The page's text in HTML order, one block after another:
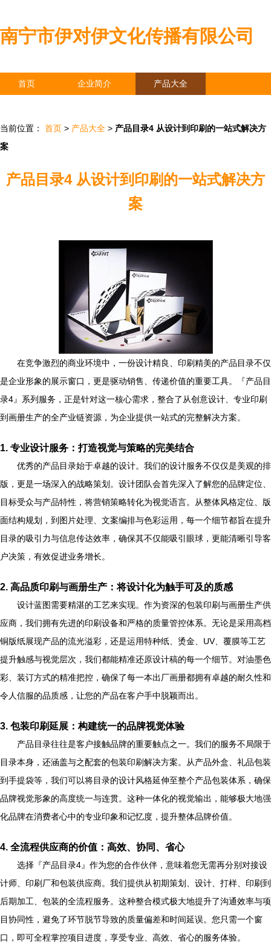
南宁市伊对伊文化传播有限公司
首页 企业简介 产品大全
当前位置： 首页 > 产品大全 > 产品目录4 从设计到印刷的一站式解决方
案
产品目录4 从设计到印刷的一站式解决方
案
在竞争激烈的商业环境中，一份设计精良、印刷精美的产品目录不仅
是企业形象的展示窗口，更是驱动销售、传递价值的重要工具。『产品目
录4』系列服务，正是针对这一核心需求，整合了从创意设计、专业印刷
到画册生产的全产业链资源，为企业提供一站式的完整解决方案。
1. 专业设计服务：打造视觉与策略的完美结合
优秀的产品目录始于卓越的设计。我们的设计服务不仅仅是美观的排
版，更是一场深入的战略策划。设计团队会首先深入了解您的品牌定位、
目标受众与产品特性，将营销策略转化为视觉语言。从整体风格定位、版
面结构规划，到图片处理、文案编排与色彩运用，每一个细节都旨在提升
目录的吸引力与信息传达效率，确保其不仅能吸引眼球，更能清晰引导客
户决策，有效促进业务增长。
2. 高品质印刷与画册生产：将设计化为触手可及的质感
设计蓝图需要精湛的工艺来实现。作为资深的包装印刷与画册生产供
应商，我们拥有先进的印刷设备和严格的质量管控体系。无论是采用高档
铜版纸展现产品的流光溢彩，还是运用特种纸、烫金、UV、覆膜等工艺
提升触感与视觉层次，我们都能精准还原设计稿的每一个细节。对油墨色
彩、装订方式的精准把控，确保了每一本出厂画册都拥有卓越的耐久性和
令人信服的品质感，让您的产品在客户手中脱颖而出。
3. 包装印刷延展：构建统一的品牌视觉体验
产品目录往往是客户接触品牌的重要触点之一。我们的服务不局限于
目录本身，还涵盖与之配套的包装印刷解决方案。从产品外盒、礼品包装
到手提袋等，我们可以将目录的设计风格延伸至整个产品包装体系，确保
品牌视觉形象的高度统一与连贯。这种一体化的视觉输出，能够极大地强
化品牌在消费者心中的专业印象和记忆度，提升整体品牌价值。
4. 全流程供应商的价值：高效、协同、省心
选择『产品目录4』作为您的合作伙伴，意味着您无需再分别对接设
计师、印刷厂和包装供应商。我们提供从初期策划、设计、打样、印刷到
后期加工、包装的全流程服务。这种整合模式极大地提升了沟通效率与项
目协同性，避免了环节脱节导致的质量偏差和时间延误。您只需一个窗
口，即可全程掌控项目进度，享受专业、高效、省心的服务体验。